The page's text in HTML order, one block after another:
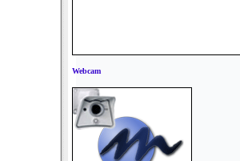
Webcam